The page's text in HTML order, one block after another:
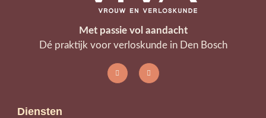
Met passie vol aandacht
Dé praktijk voor verloskunde in Den Bosch
Diensten